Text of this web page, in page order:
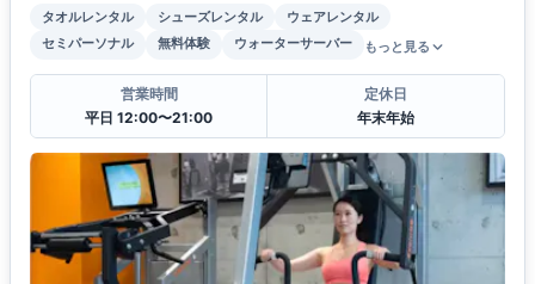
タオルレンタル シューズレンタル
ウェアレンタル
セミパーソナル
無料体験 ウォーターサーバー もっと見る
営業時間
平日 12:00〜21:00
定休日
年末年始